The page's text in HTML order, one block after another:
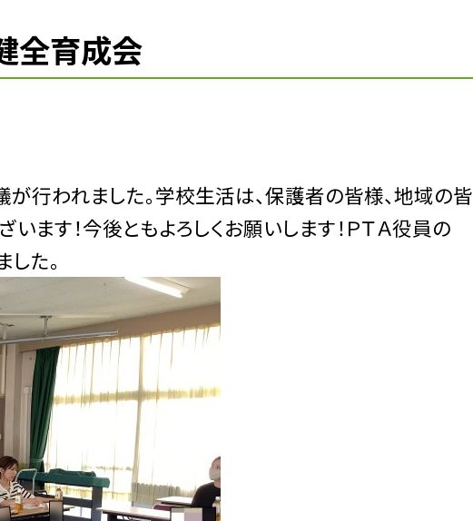
全育成会
行われました。学校生活は、保護者の皆様、地域の皆
ます！今後ともよろしくお願いします！ＰＴＡ役員の
た。